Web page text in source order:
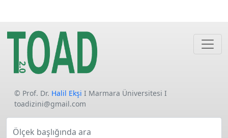
© Prof. Dr. Halil Ekşi I Marmara Üniversitesi I
toadizini@gmail.com
Ölçek başlığında ara